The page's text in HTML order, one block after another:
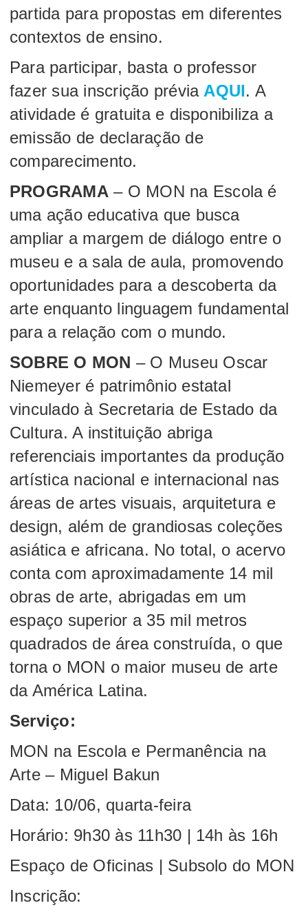
partida para propostas em diferentes
contextos de ensino.
Para participar, basta o professor
fazer sua inscrição prévia AQUI. A
atividade é gratuita e disponibiliza a
emissão de declaração de
comparecimento.
PROGRAMA– O MON na Escola é
uma ação educativa que busca
ampliar a margem de diálogo entre o
museu e a sala de aula, promovendo
oportunidades para a descoberta da
arte enquanto linguagem fundamental
para a relação com o mundo.
SOBRE O MON – O Museu Oscar
Niemeyer é patrimônio estatal
vinculado à Secretaria de Estado da
Cultura. A instituição abriga
referenciais importantes da produção
artística nacional e internacional nas
áreas de artes visuais, arquitetura e
design, além de grandiosas coleções
asiática e africana. No total, o acervo
conta com aproximadamente 14 mil
obras de arte, abrigadas em um
espaço superior a 35 mil metros
quadrados de área construída, o que
torna o MON o maior museu de arte
da América Latina.
Serviço:
MON na Escola e Permanência na
Arte – Miguel Bakun
Data: 10/06, quarta-feira
Horário: 9h30 às 11h30 | 14h às 16h
Espaço de Oficinas | Subsolo do MON
Inscrição: